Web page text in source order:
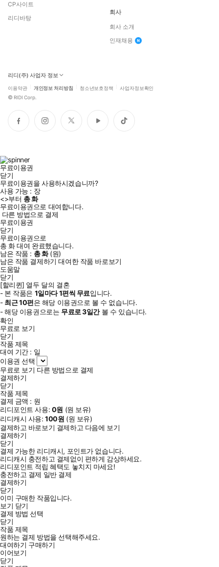
CP사이트
리디바탕
회사
회사 소개
인재채용
리디(주) 사업자 정보
이용약관 개인정보 처리방침 청소년보호정책 사업자정보확인
© RIDI Corp.
페
이
인
스
트
위
유
튜
틱
톡
무료이용권
닫기
무료이용권을 사용하시겠습니까?
사용 가능 : 장
<>부터 총화
무료이용권으로 대여합니다.
다른 방법으로 결제
무료이용권
닫기
무료이용권으로
총화대여 완료했습니다.
남은 작품 : 총화(원)
남은 작품 결제하기 대여한 작품 바로보기
도움말
닫기
[할리퀸] 열두 달의 결혼
- 본 작품은 1일마다1편씩 무료입니다.
- 최근10편은 해당 이용권으로 볼 수 없습니다.
- 해당 이용권으로는 무료로3일간볼 수 있습니다.
확인
무료로 보기
닫기
작품 제목
대여 기간 : 일
이용권 선택
무료로 보기 다른 방법으로 결제
결제하기
닫기
작품 제목
결제 금액 : 원
리디포인트 사용: 0원 (원 보유)
리디캐시 사용:100원 (원 보유)
결제하고 바로보기 결제하고 다음에 보기
결제하기
닫기
결제 가능한 리디캐시, 포인트가 없습니다.
리디캐시 충전하고 결제없이 편하게 감상하세요.
리디포인트 적립 혜택도 놓치지 마세요!
충전하고 결제 일반 결제
결제하기
닫기
이미 구매한 작품입니다.
보기 닫기
결제 방법 선택
닫기
작품 제목
원하는 결제 방법을 선택해주세요.
대여하기 구매하기
이어보기
닫기